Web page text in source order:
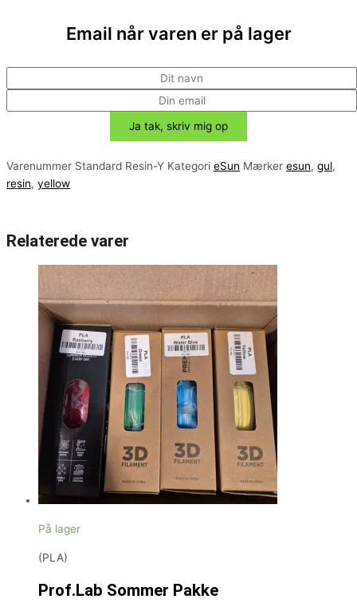
Email når varen er på lager
Varenummer Standard Resin-Y Kategori eSun Mærker esun, gul,
resin, yellow
Relaterede varer
På lager
(PLA)
Prof.Lab Sommer Pakke